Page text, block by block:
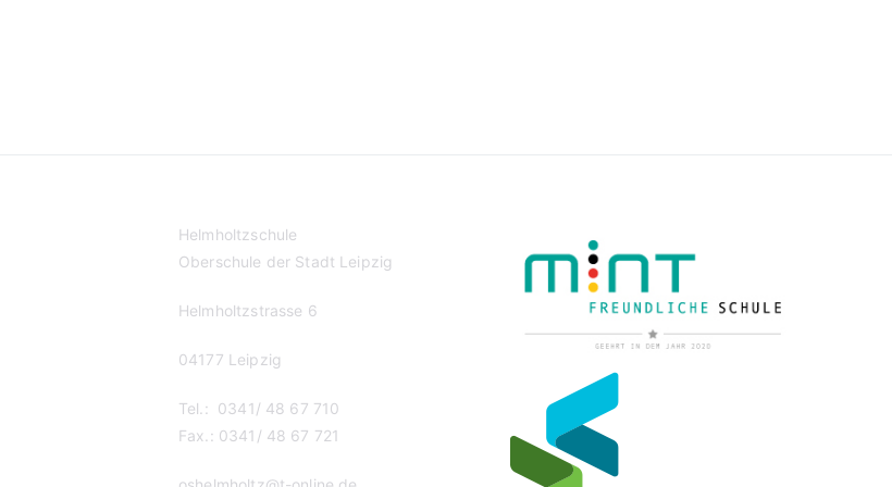
Helmholtzschule
Oberschule der Stadt Leipzig
Helmholtzstrasse 6
04177 Leipzig
Tel.: 0341/ 48 67 710
Fax.: 0341/ 48 67 721